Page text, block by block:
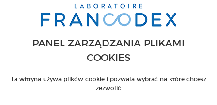
PANEL ZARZĄDZANIA PLIKAMI
COOKIES
Ta witryna używa plików cookie i pozwala wybrać na które chcesz
zezwolić